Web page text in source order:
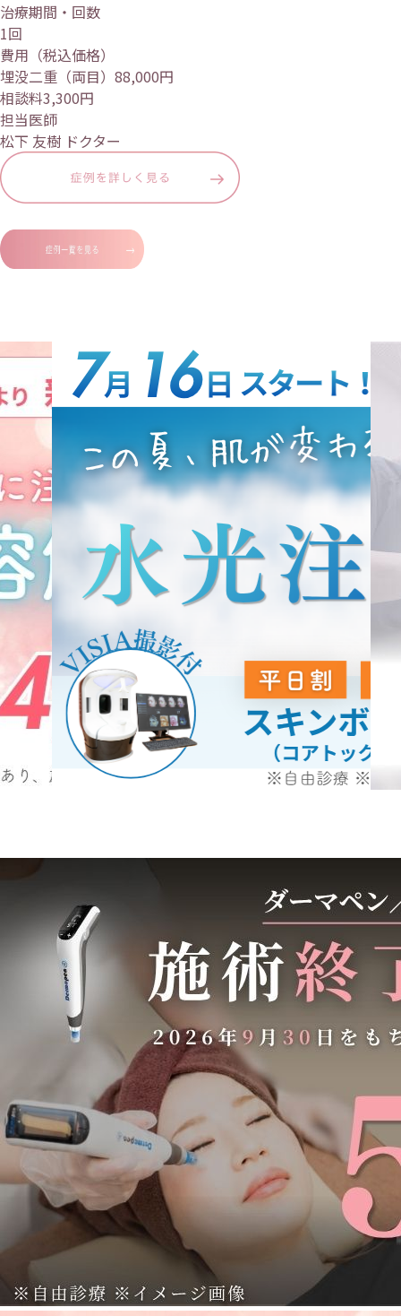
治療期間・回数
1回
費用（税込価格）
埋没二重（両目）88,000円
相談料3,300円
担当医師
松下 友樹 ドクター